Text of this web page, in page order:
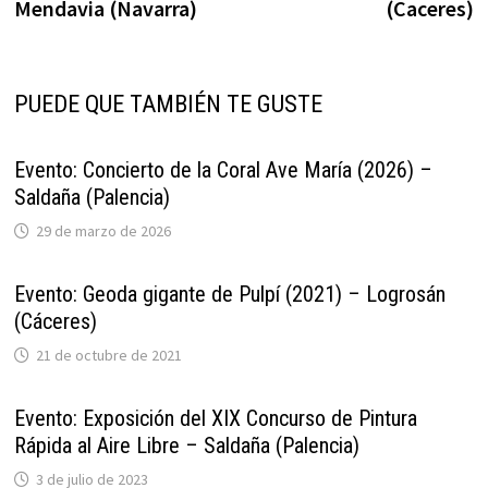
Mendavia (Navarra) (Caceres)
PUEDE QUE TAMBIÉN TE GUSTE
Evento: Concierto de la Coral Ave María (2026) –
Saldaña (Palencia)
29 de marzo de 2026
Evento: Geoda gigante de Pulpí (2021) – Logrosán
(Cáceres)
21 de octubre de 2021
Evento: Exposición del XIX Concurso de Pintura
Rápida al Aire Libre – Saldaña (Palencia)
3 de julio de 2023